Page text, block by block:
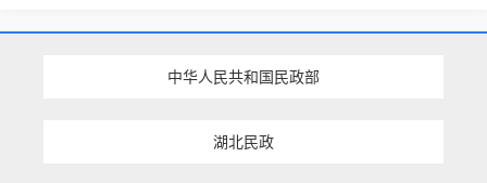
中华人民共和国民政部
湖北民政